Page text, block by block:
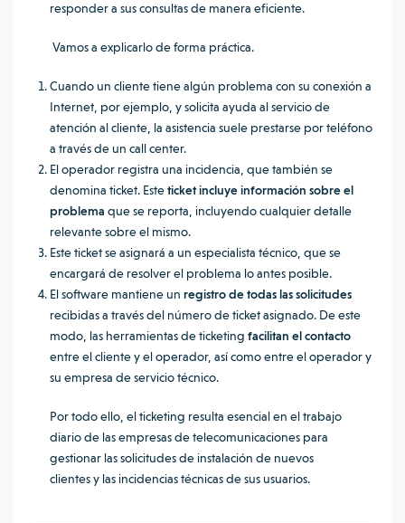
responder a sus consultas de manera eficiente.
Vamos a explicarlo de forma práctica.
Cuando un cliente tiene algún problema con su conexión a
Internet, por ejemplo, y solicita ayuda al servicio de
atención al cliente, la asistencia suele prestarse por teléfono
a través de un call center.
El operador registra una incidencia, que también se
denomina ticket. Esteticket incluye información sobre el
problema que se reporta, incluyendo cualquier detalle
relevante sobre el mismo.
Este ticket se asignará a un especialista técnico, que se
encargará de resolver el problema lo antes posible.
El software mantiene un registro de todas las solicitudes
recibidas a través del número de ticket asignado. De este
modo, las herramientas de ticketing facilitan el contacto
entre el cliente y el operador, así como entre el operador y
su empresa de servicio técnico.
Por todo ello, el ticketing resulta esencial en el trabajo
diario de las empresas de telecomunicaciones para
gestionar las solicitudes de instalación de nuevos
clientes y las incidencias técnicas de sus usuarios.